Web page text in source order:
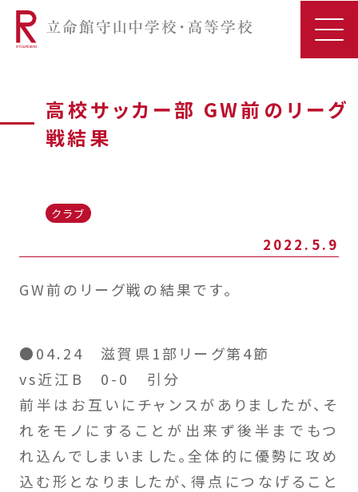
高校サッカー部 GW前のリーグ
戦結果
クラブ
2022.5.9
GW前のリーグ戦の結果です。
●04.24 滋賀県1部リーグ第4節
vs近江B 0-0 引分
前半はお互いにチャンスがありましたが、そ
れをモノにすることが出来ず後半までもつ
れ込んでしまいました。全体的に優勢に攻め
込む形となりましたが、得点につなげること